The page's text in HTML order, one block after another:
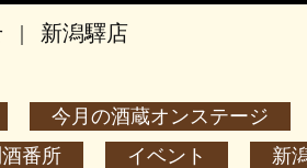
新潟驛店
今月の酒蔵オンステージ
番所
イベント
新